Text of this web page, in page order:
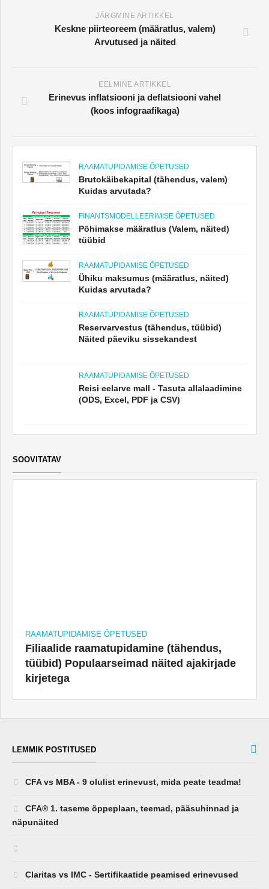
JÄRGMINE ARTIKKEL
Keskne piirteoreem (määratlus, valem)
Arvutused ja näited
EELMINE ARTIKKEL
Erinevus inflatsiooni ja deflatsiooni vahel
(koos infograafikaga)
RAAMATUPIDAMISE ÕPETUSED
Brutokäibekapital (tähendus, valem)
Kuidas arvutada?
FINANTSMODELLEERIMISE ÕPETUSED
Põhimakse määratlus (Valem, näited)
tüübid
RAAMATUPIDAMISE ÕPETUSED
Ühiku maksumus (määratlus, näited)
Kuidas arvutada?
RAAMATUPIDAMISE ÕPETUSED
Reservarvestus (tähendus, tüübid)
Näited päeviku sissekandest
Reisi eelarve mall - Tasuta allalaadimine
(ODS, Excel, PDF ja CSV)
SOOVITATAV
tüübid) Populaarseimad näited ajakirjade
kirjetega
CFA® 1. taseme õppeplaan, teemad, pääsuhinnad ja
CFA Claritase investeerimissertifikaadi täielik juhend